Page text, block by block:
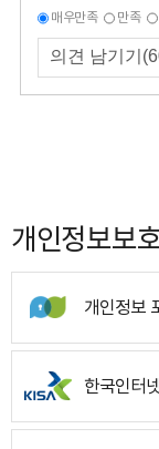
매우만족 만족
개인정보보
개인정보
한국인터